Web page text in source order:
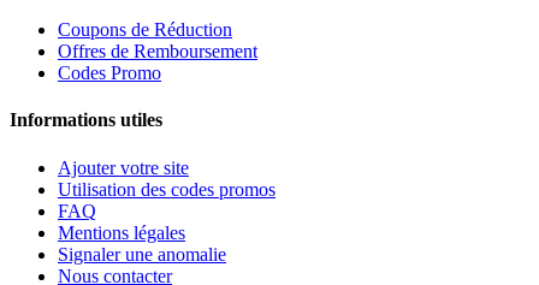
Coupons de Réduction
Offres de Remboursement
Codes Promo
Informations utiles
Ajouter votre site
Utilisation des codes promos
FAQ
Mentions légales
Signaler une anomalie
Nous contacter